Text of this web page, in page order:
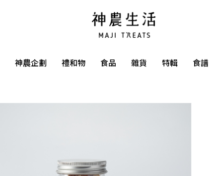
神農企劃 禮和物 食品 雜貨 特輯 食譜